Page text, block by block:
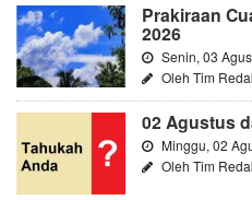
Prakiraan
2026
Senin, 03
Oleh Tim
02 Agustus
Minggu, 02
Oleh Tim